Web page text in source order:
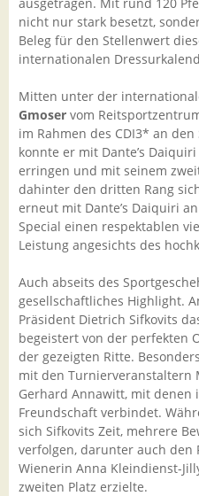
nicht nur stark besetzt,
Beleg für den Stellenwert
internationalen
Mitten unter der
Gmoservom
im Rahmen des CDI3* an
konnte er mit Dante’s
erringen und mit seinem
dahinter den dritten Rang
erneut mit Dante’s Daiquiri
Special einen respektablen
Leistung angesichts des
Auch abseits des
gesellschaftliches Highlight.
Präsident Dietrich Sifkovits
begeistert von der perfekten
der gezeigten Ritte.
mit den Turnierveranstaltern
Gerhard Annawitt, mit denen
Freundschaft verbindet.
sich Sifkovits Zeit, mehrere
verfolgen, darunter auch den
Wienerin Anna Kleindienst-
zweiten Platz erzielte.